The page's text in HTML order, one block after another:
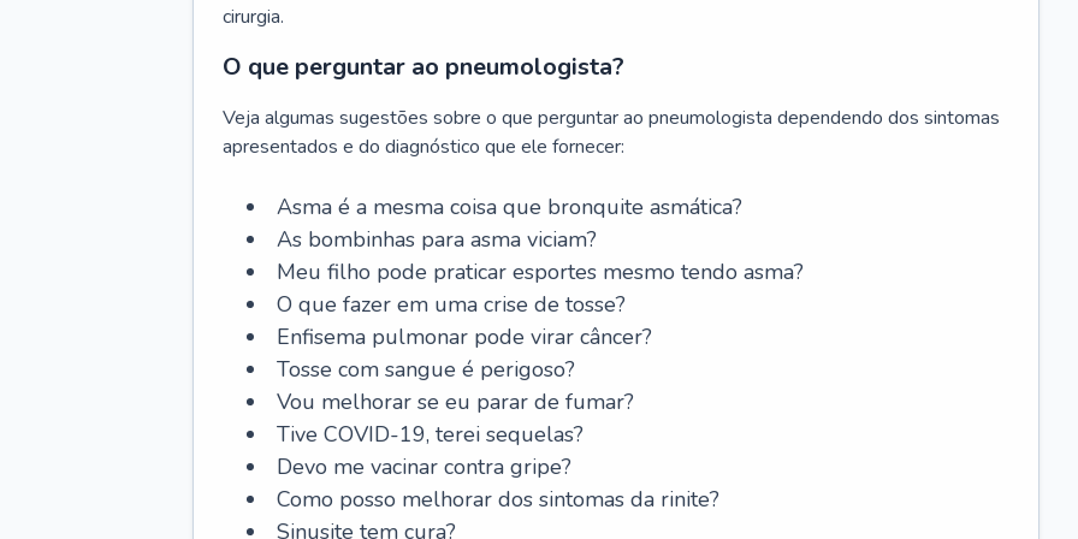
cirurgia.
O que perguntar ao pneumologista?
Veja algumas sugestões sobre o que perguntar ao pneumologista dependendo dos sintomas
apresentados e do diagnóstico que ele fornecer:
Asma é a mesma coisa que bronquite asmática?
As bombinhas para asma viciam?
Meu filho pode praticar esportes mesmo tendo asma?
O que fazer em uma crise de tosse?
Enfisema pulmonar pode virar câncer?
Tosse com sangue é perigoso?
Vou melhorar se eu parar de fumar?
Tive COVID-19, terei sequelas?
Devo me vacinar contra gripe?
Como posso melhorar dos sintomas da rinite?
Sinusite tem cura?